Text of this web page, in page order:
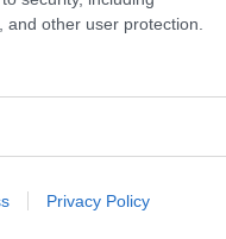
other user protection.
Privacy Policy